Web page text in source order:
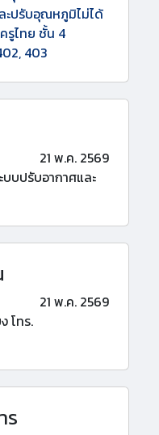
ะปรับอุณหภูมิไม่ได้
รูไทย ชั้น 4
403
21 พ.ค. 2569
บบปรับอากาศและ
21 พ.ค. 2569
โทร.
ร